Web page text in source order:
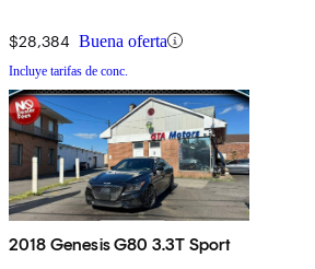
$28,384 Buena oferta
Incluye tarifas de conc.
2018 Genesis G80 3.3T Sport